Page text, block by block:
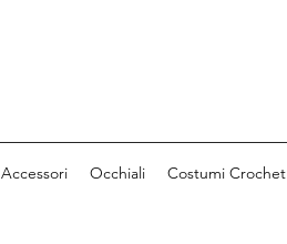
Accessori Occhiali Costumi Crochet